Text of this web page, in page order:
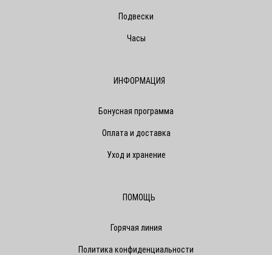
Подвески
Часы
ИНФОРМАЦИЯ
Бонусная программа
Оплата и доставка
Уход и хранение
ПОМОЩЬ
Горячая линия
Политика конфиденциальности